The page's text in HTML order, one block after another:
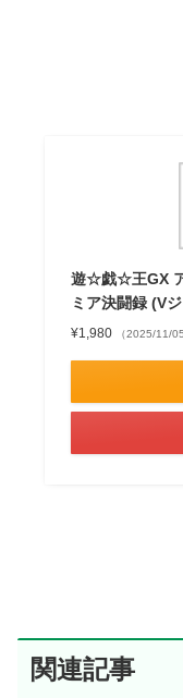
遊☆戯☆王GX
ミア決闘録 (V
¥1,980 （2025/11/
関連記事